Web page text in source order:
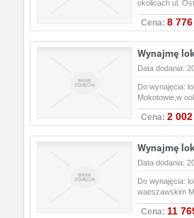
okolicach ul.
Cena: 8 776
Wynajmę
Data dodania:
Do wynajęcia:
Mokotowie,w
Cena: 2 002
Wynajmę
Data dodania:
Do wynajęcia:
waeszawskim
Cena: 11